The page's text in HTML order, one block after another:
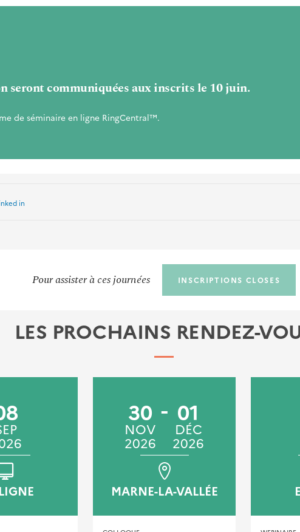
seront communiquées aux inscrits le 10 juin.
de séminaire en ligne RingCentral™.
in
Pour assister à ces journées INSCRIPTIONS CLOSES
LES PROCHAINS RENDEZ-
30
NOV
2026
01
DÉC
2026
MARNE-LA-VALLÉE